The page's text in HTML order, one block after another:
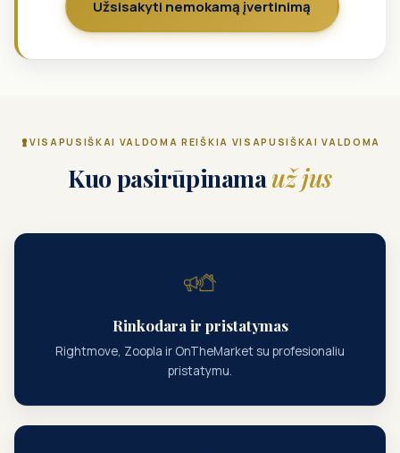
Užsisakyti nemokamą įvertinimą
VISAPUSIŠKAI VALDOMA REIŠKIA VISAPUSIŠKAI VALDOMA
Kuo pasirūpinamauž jus
Rinkodara ir pristatymas
Rightmove, Zoopla ir OnTheMarket su profesionaliu
pristatymu.